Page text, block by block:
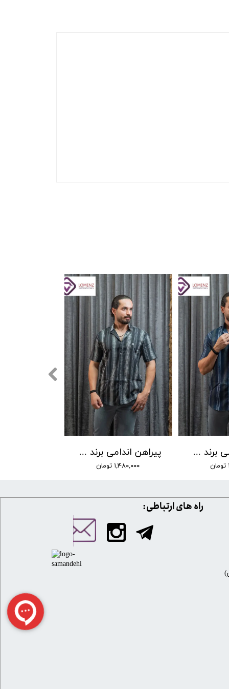
پیراهن اندامی برند Lw کد 01
۱,۴۸۰,۰۰۰ تومان
پیراهن اندامی برند Lw کد 02
​​راه های ارتباطی: